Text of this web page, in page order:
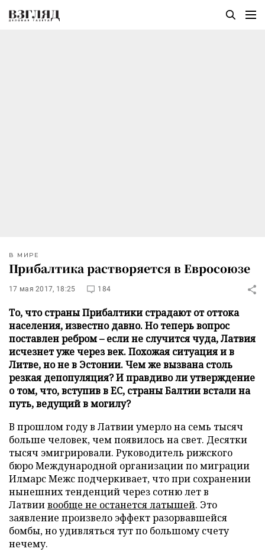
В МИРЕ
Прибалтика растворяется в Евросоюзе
17 мая 2017, 18:25 184
То, что страны Прибалтики страдают от оттока
населения, известно давно. Но теперь вопрос
поставлен ребром – если не случится чуда, Латвия
исчезнет уже через век. Похожая ситуация и в
Литве, но не в Эстонии. Чем же вызвана столь
резкая депопуляция? И правдиво ли утверждение
о том, что, вступив в ЕС, страны Балтии встали на
путь, ведущий в могилу?
В прошлом году в Латвии умерло на семь тысяч
больше человек, чем появилось на свет. Десятки
тысяч эмигрировали. Руководитель рижского
бюро Международной организации по миграции
Илмарс Межс подчеркивает, что при сохранении
нынешних тенденций через сотню лет в
Латвиивообще не останется латышей. Это
заявление произвело эффект разорвавшейся
бомбы, но удивляться тут по большому счету
нечему.